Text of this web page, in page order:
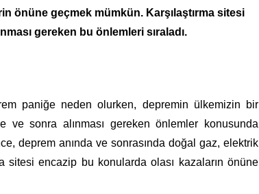
önüne geçmek mümkün. Karşılaştırma sitesi
gereken bu önlemleri sıraladı.
paniğe neden olurken, depremin ülkemizin bir
ve sonra alınması gereken önlemler konusunda
deprem anında ve sonrasında doğal gaz, elektrik
sitesi encazip bu konularda olası kazaların önüne